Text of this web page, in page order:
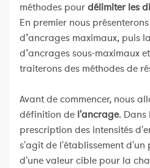
méthodes pourdélimiter les
En premier nous
d’ancrages maximaux, puis
d’ancrages sous-maximaux
traiterons des méthodes de
Avant de commencer, nous
définition de l'ancrage. Dans
prescription des intensités
s'agit de l'établissement d'un
d'une valeur cible pour la